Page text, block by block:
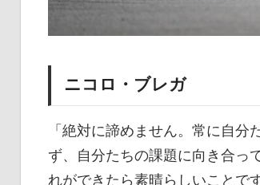
ニコロ・ブレガ
「絶対に諦めません。常に自
ず、自分たちの課題に向き合っ
れができたら素晴らしいことで